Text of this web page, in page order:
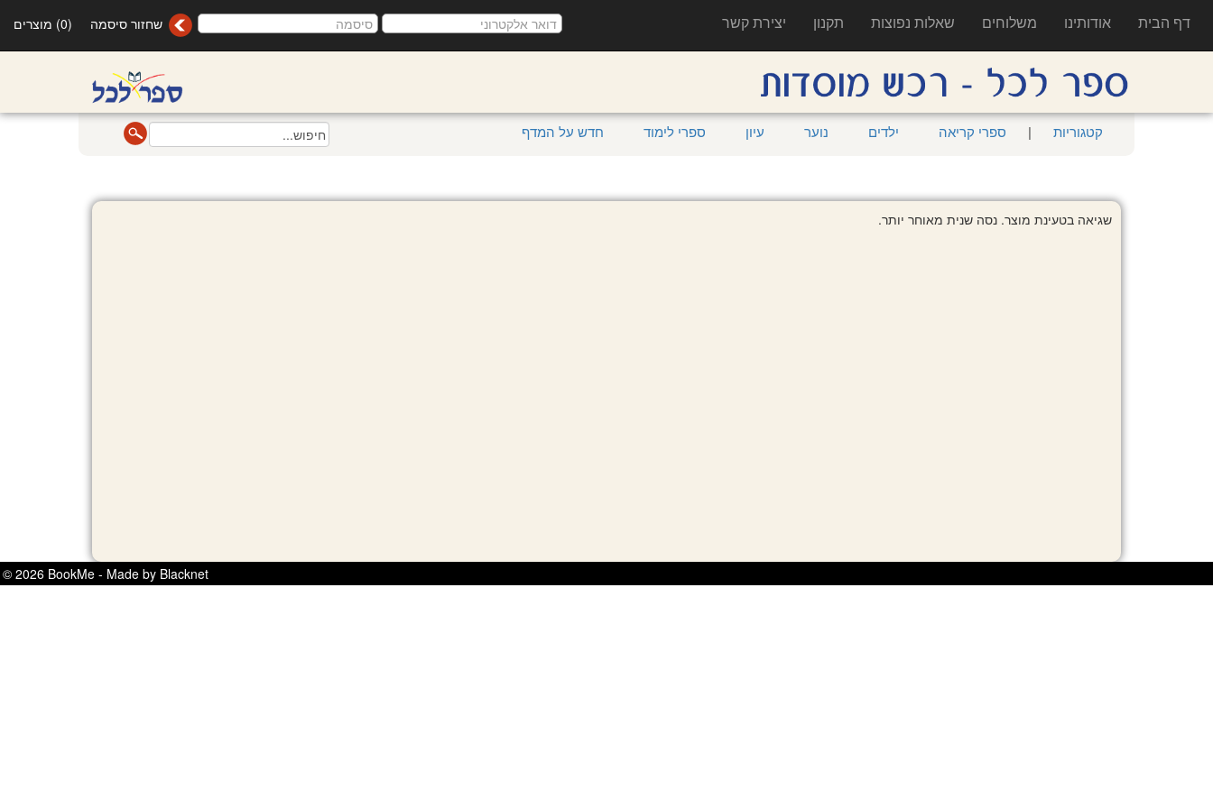
דף הבית אודותינו משלוחים שאלות נפוצות תקנון יצירת קשר שחזור סיסמה (0) מוצרים
קטגוריות | ספרי קריאה ילדים נוער עיון ספרי לימוד חדש על המדף
שגיאה בטעינת מוצר. נסה שנית מאוחר יותר.
© 2026 BookMe - Made by Blacknet